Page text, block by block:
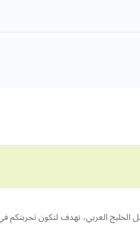
الخليج العربي، نهدف لتكون